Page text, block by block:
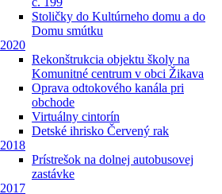
Stoličky do Kultúrneho domu a do
Domu smútku
2020
Rekonštrukcia objektu školy na
Komunitné centrum v obci Žikava
Oprava odtokového kanála pri
obchode
Virtuálny cintorín
Detské ihrisko Červený rak
2018
Prístrešok na dolnej autobusovej
zastávke
2017